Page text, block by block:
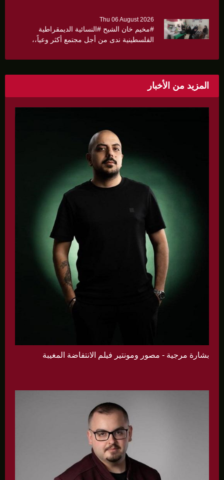
Thu 06 August 2026
#مخيم خان الشيح #النسائية الديمقراطية
الفلسطينية ندى من أجل مجتمع أكثر وعياً،،
بروشورات توعوية على سيدات الحي.
المزيد من الأخبار
بشارة مرجية - مصور ومونتير فيلم الانتفاضة المغيبة